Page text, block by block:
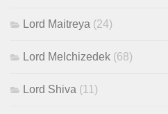
Lord Maitreya (24)
Lord Melchizedek (68)
Lord Shiva (11)